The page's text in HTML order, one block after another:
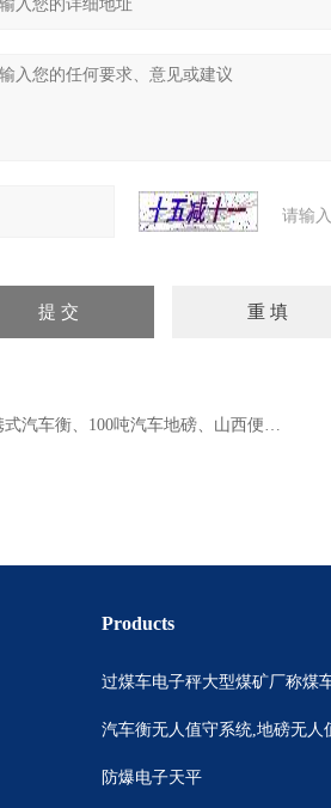
请输
车衡、100吨汽车地磅、山西便携式汽车磅秤
Products
防爆电子天平